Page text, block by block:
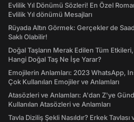
Evlilik Yıl Dönümü Sözleri! En Özel
Evlilik Yıl dönümü Mesajları
Rüyada Altın Görmek: Gerçekler de
Saklı Olabilir!
Doğal Taşların Merak Edilen Tüm
Hangi Doğal Taş Ne İşe Yarar?
Emojilerin Anlamları: 2023 WhatsApp,
Çok Kullanılan Emojiler ve Anlamları
Atasözleri ve Anlamları: A'dan Z'ye
Kullanılan Atasözleri ve Anlamları
Tavla Diziliş Şekli Nasıldır? Erkek Tavlası